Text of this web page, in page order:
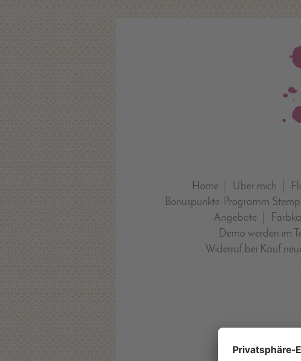
Home Über mich
Bonuspunkte-Programm
Angebote
Demo werden im
Widerruf bei Kauf